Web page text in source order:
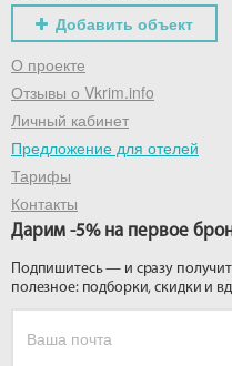
Добавить объект
О проекте
Отзывы о Vkrim.info
Личный кабинет
Предложение для отелей
Тарифы
Контакты
Дарим -5% на первое
Подпишитесь — и сразу
полезное: подборки, скидки и